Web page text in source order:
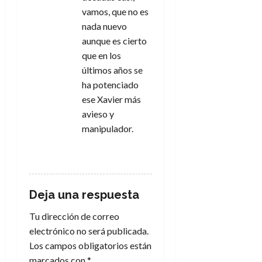
vamos, que no es
nada nuevo
aunque es cierto
que en los
últimos años se
ha potenciado
ese Xavier más
avieso y
manipulador.
Deja una respuesta
Tu dirección de correo
electrónico no será publicada.
Los campos obligatorios están